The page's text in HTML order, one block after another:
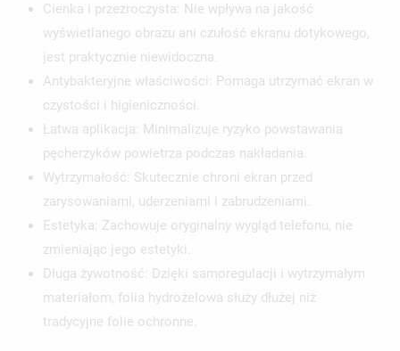
Cienka i przezroczysta: Nie wpływa na jakość
wyświetlanego obrazu ani czułość ekranu dotykowego,
jest praktycznie niewidoczna.
Antybakteryjne właściwości: Pomaga utrzymać ekran w
czystości i higieniczności.
Łatwa aplikacja: Minimalizuje ryzyko powstawania
pęcherzyków powietrza podczas nakładania.
Wytrzymałość: Skutecznie chroni ekran przed
zarysowaniami, uderzeniami i zabrudzeniami.
Estetyka: Zachowuje oryginalny wygląd telefonu, nie
zmieniając jego estetyki.
Długa żywotność: Dzięki samoregulacji i wytrzymałym
materiałom, folia hydrożelowa służy dłużej niż
tradycyjne folie ochronne.